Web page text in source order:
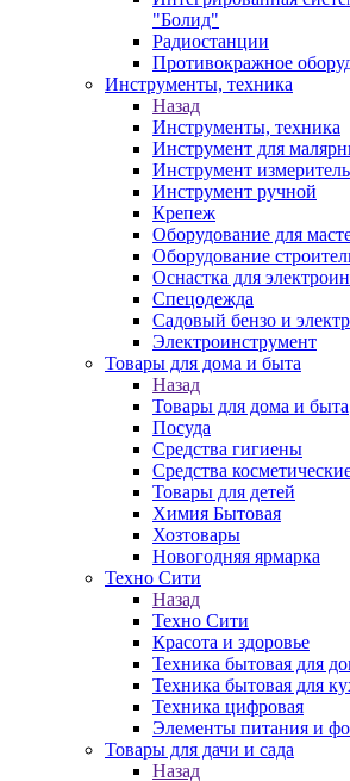
"Болид"
Радиостанции
Противокражное
Инструменты, техника
Назад
Инструменты, техника
Инструмент для
Инструмент
Инструмент ручной
Крепеж
Оборудование для
Оборудование
Оснастка для
Спецодежда
Садовый бензо и
Электроинструмент
Товары для дома и быта
Назад
Товары для дома и быта
Посуда
Средства гигиены
Средства
Товары для детей
Химия Бытовая
Хозтовары
Новогодняя ярмарка
Техно Сити
Назад
Техно Сити
Красота и здоровье
Техника бытовая для
Техника бытовая для
Техника цифровая
Элементы питания и
Товары для дачи и сада
Назад